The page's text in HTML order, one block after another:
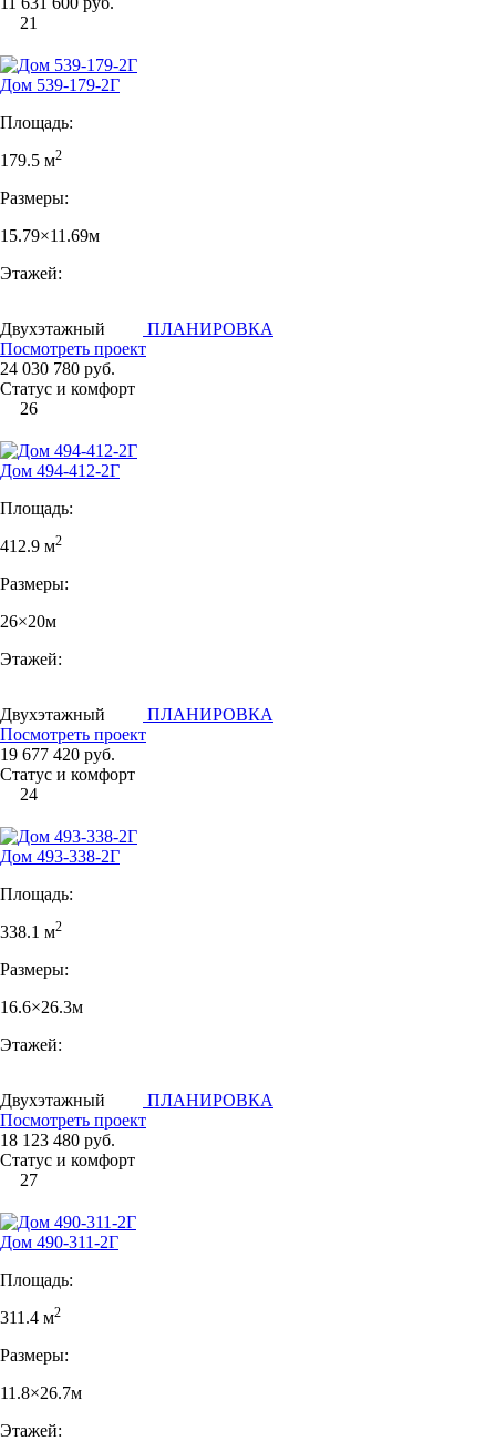
21
Дом 539-179-2Г
Площадь:
179.5 м2
Размеры:
15.79×11.69м
Этажей:
Двухэтажный
ПЛАНИРОВКА
Посмотреть проект
24 030 780 руб.
Статус и комфорт
26
Дом 494-412-2Г
Площадь:
412.9 м2
Размеры:
26×20м
Этажей:
Двухэтажный
ПЛАНИРОВКА
Посмотреть проект
19 677 420 руб.
Статус и комфорт
24
Дом 493-338-2Г
Площадь:
338.1 м2
Размеры:
16.6×26.3м
Этажей:
Двухэтажный
ПЛАНИРОВКА
Посмотреть проект
18 123 480 руб.
Статус и комфорт
27
Дом 490-311-2Г
Площадь:
311.4 м2
Размеры:
11.8×26.7м
Этажей: